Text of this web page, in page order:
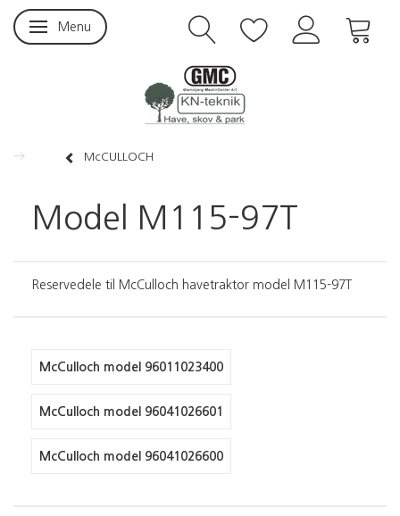
Skifte navigation
Menu
McCULLOCH
Model M115-97T
Reservedele til McCulloch havetraktor model M115-97T
McCulloch model 96011023400
McCulloch model 96041026601
McCulloch model 96041026600